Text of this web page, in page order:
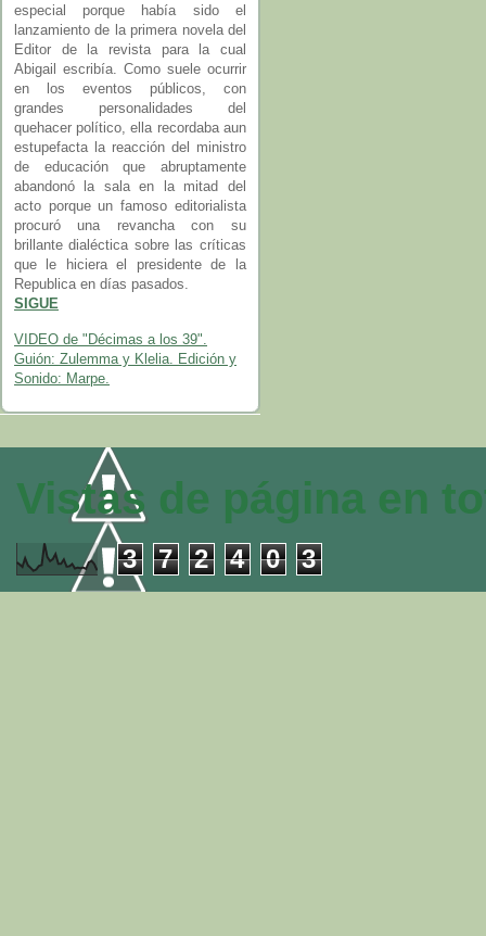
especial porque había sido el
lanzamiento de la primera novela del
Editor de la revista para la cual
Abigail escribía. Como suele ocurrir
en los eventos públicos, con
grandes personalidades del
quehacer político, ella recordaba aun
estupefacta la reacción del ministro
de educación que abruptamente
abandonó la sala en la mitad del
acto porque un famoso editorialista
procuró una revancha con su
brillante dialéctica sobre las críticas
que le hiciera el presidente de la
Republica en días pasados.
SIGUE
VIDEO de "Décimas a los 39".
Guión: Zulemma y Klelia. Edición y
Sonido: Marpe.
Vistas de página en
3 7 2 4 0 3